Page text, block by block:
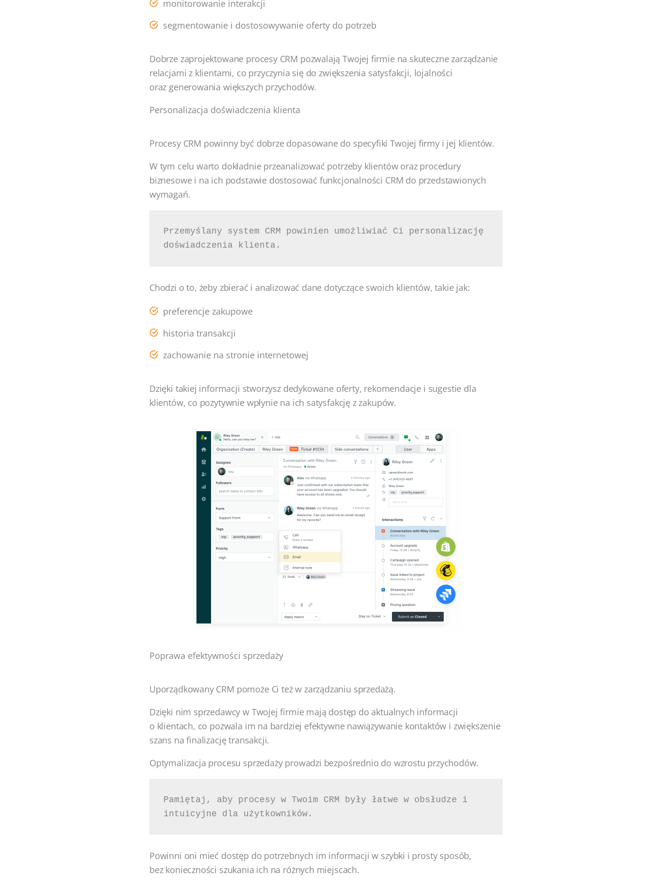
monitorowanie interakcji
segmentowanie i dostosowywanie oferty do potrzeb
Dobrze zaprojektowane procesy CRM pozwalają Twojej firmie na skuteczne zarządzanie
relacjami z klientami, co przyczynia się do zwiększenia satysfakcji, lojalności
oraz generowania większych przychodów.
Personalizacja doświadczenia klienta
Procesy CRM powinny być dobrze dopasowane do specyfiki Twojej firmy i jej klientów.
W tym celu warto dokładnie przeanalizować potrzeby klientów oraz procedury
biznesowe i na ich podstawie dostosować funkcjonalności CRM do przedstawionych
wymagań.
Przemyślany system CRM powinien umożliwiać Ci personalizację
doświadczenia klienta.
Chodzi o to, żeby zbierać i analizować dane dotyczące swoich klientów, takie jak:
preferencje zakupowe
historia transakcji
zachowanie na stronie internetowej
Dzięki takiej informacji stworzysz dedykowane oferty, rekomendacje i sugestie dla
klientów, co pozytywnie wpłynie na ich satysfakcję z zakupów.
Poprawa efektywności sprzedaży
Uporządkowany CRM pomoże Ci też w zarządzaniu sprzedażą.
Dzięki nim sprzedawcy w Twojej firmie mają dostęp do aktualnych informacji
o klientach, co pozwala im na bardziej efektywne nawiązywanie kontaktów i zwiększenie
szans na finalizację transakcji.
Optymalizacja procesu sprzedaży prowadzi bezpośrednio do wzrostu przychodów.
Pamiętaj, aby procesy w Twoim CRM były łatwe w obsłudze i
intuicyjne dla użytkowników.
Powinni oni mieć dostęp do potrzebnych im informacji w szybki i prosty sposób,
bez konieczności szukania ich na różnych miejscach.